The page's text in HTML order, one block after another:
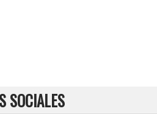
SOCIALES